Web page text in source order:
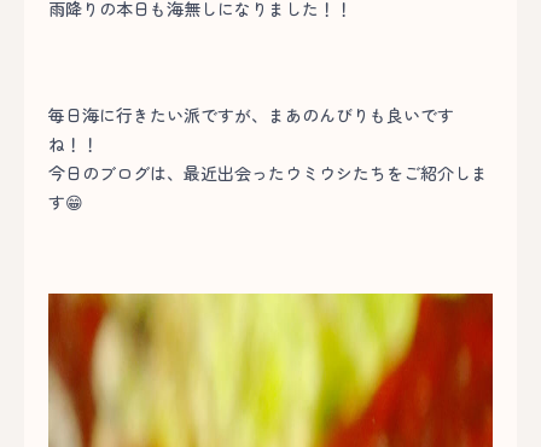
雨降りの本日も海無しになりました！！
毎日海に行きたい派ですが、まあのんびりも良いです
ね！！
今日のブログは、最近出会ったウミウシたちをご紹介しま
す😁